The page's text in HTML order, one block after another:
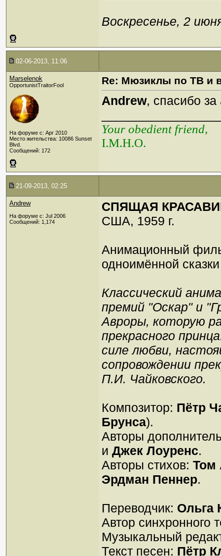
Воскресенье, 2
02-06-2013, 11:06
Marselenok
OpportunistTraitorFool
На форуме с: Apr 2010
Место жительства: 10086 Sunset
Blvd.
Сообщений: 172
Re: Мюзиклы по ТВ и
Andrew, спасибо за
Your obedient friend,
I.M.H.O.
21-09-2013, 02:25
Andrew
На форуме с: Jul 2006
Сообщений: 1,174
СПЯЩАЯ
США, 1959 г.
Анимационный
одноимённой
Классический
премий "Оскар" и
Авроры, которую
прекрасного
силе любви,
сопровождении
П.И. Чайковского.
Композитор: Пётр
Брунса).
Авторы
и Джек Лоуренс.
Авторы стихов: Том
Эрдман Пеннер.
Переводчик: Ольга
Автор синхронного
Музыкальный
Текст песен: Пётр